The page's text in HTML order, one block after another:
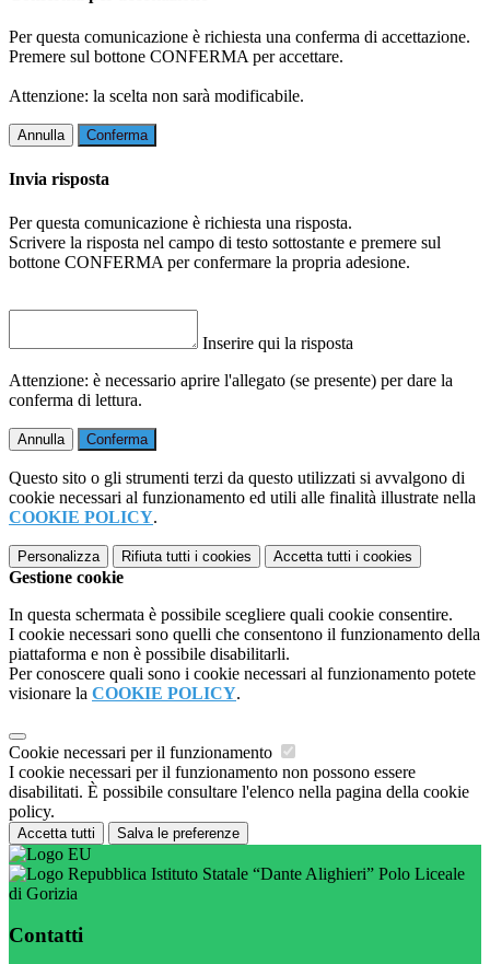
Per questa comunicazione è richiesta una conferma di accettazione.
Premere sul bottone CONFERMA per accettare.
Attenzione: la scelta non sarà modificabile.
Annulla Conferma
Invia risposta
Per questa comunicazione è richiesta una risposta.
Scrivere la risposta nel campo di testo sottostante e premere sul
bottone CONFERMA per confermare la propria adesione.
Inserire qui la risposta
Attenzione: è necessario aprire l'allegato (se presente) per dare la
conferma di lettura.
Annulla Conferma
Questo sito o gli strumenti terzi da questo utilizzati si avvalgono di
cookie necessari al funzionamento ed utili alle finalità illustrate nella
COOKIE POLICY.
Personalizza Rifiuta tutti i cookies Accetta tutti i cookies
Gestione cookie
In questa schermata è possibile scegliere quali cookie consentire.
I cookie necessari sono quelli che consentono il funzionamento della
piattaforma e non è possibile disabilitarli.
Per conoscere quali sono i cookie necessari al funzionamento potete
visionare la COOKIE POLICY.
Cookie necessari per il funzionamento
I cookie necessari per il funzionamento non possono essere
disabilitati. È possibile consultare l'elenco nella pagina della cookie
policy.
Accetta tutti Salva le preferenze
Istituto Statale “Dante Alighieri” Polo Liceale
di Gorizia
Contatti